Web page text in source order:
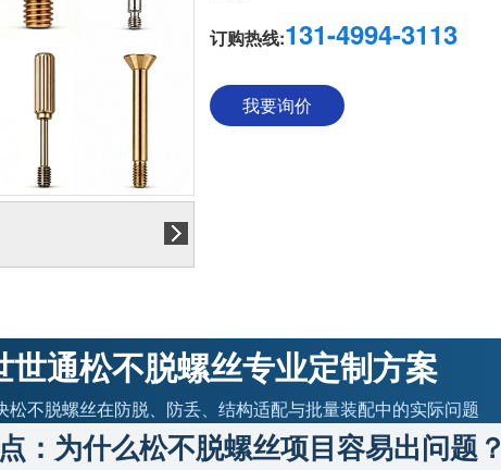
订购热线:131-4994-3113
我要询价
世通松不脱螺丝专业定制方案
松不脱螺丝在防脱、防丢、结构适配与批量装配中的实际问题
：为什么松不脱螺丝项目容易出问题？